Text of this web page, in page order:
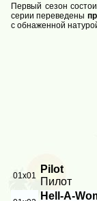
Первый сезон
серии переведены
с обнаженной
01x01
Pilot
Пилот
Hell-A-